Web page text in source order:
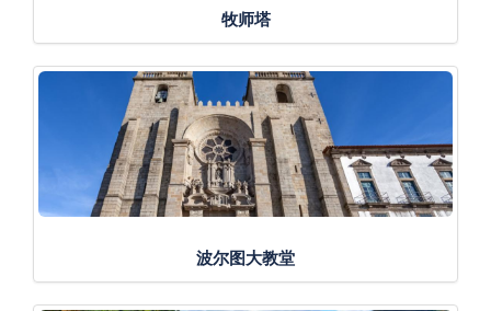
牧师塔
波尔图大教堂